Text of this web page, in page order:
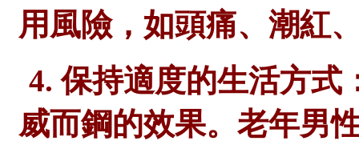
用風險，如頭痛、潮紅
4. 保持適度的生活方式
威而鋼的效果。老年男